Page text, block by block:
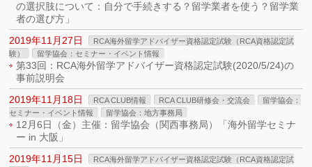
の選択肢について：自分で手続きする？留学業者を使う？留学業
者の選び方」
2019年11月27日
RCA海外留学アドバイザー資格認定試験（RCA資格認定試
験）
留学協会：セミナー・イベント情報
第33回：RCA海外留学アドバイザー資格認定試験(2020/5/24)の
事前説明会
2019年11月18日
RCA CLUB情報 RCA CLUB研修会・交流会
留学協会：
セミナー・イベント情報
留学協会：地方事務局
12月6日（金）主催：留学協会（関西事務局）「海外留学セミナ
ー in 大阪」
2019年11月15日
RCA海外留学アドバイザー資格認定試験（RCA資格認定試